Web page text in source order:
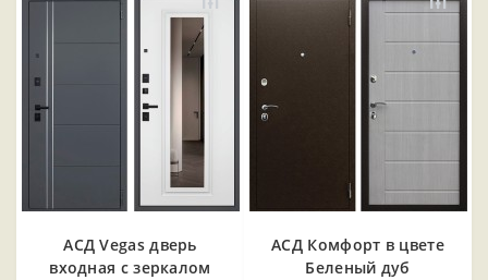
АСД Vegas дверь
входная с зеркалом
АСД Комфорт в цвете
Беленый дуб